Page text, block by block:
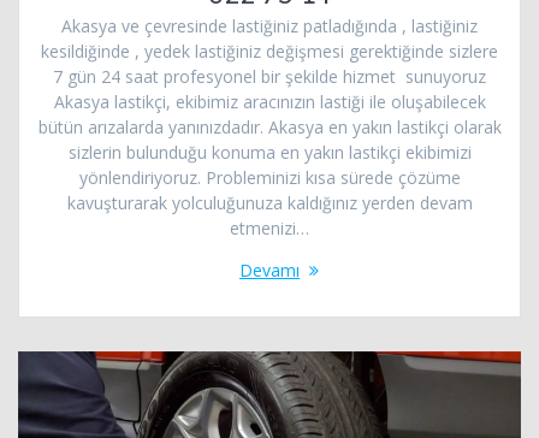
Akasya ve çevresinde lastiğiniz patladığında , lastiğiniz
kesildiğinde , yedek lastiğiniz değişmesi gerektiğinde sizlere
7 gün 24 saat profesyonel bir şekilde hizmet sunuyoruz
Akasya lastikçi, ekibimiz aracınızın lastiği ile oluşabilecek
bütün arızalarda yanınızdadır. Akasya en yakın lastikçi olarak
sizlerin bulunduğu konuma en yakın lastikçi ekibimizi
yönlendiriyoruz. Probleminizi kısa sürede çözüme
kavuşturarak yolculuğunuza kaldığınız yerden devam
etmenizi…
Devamı